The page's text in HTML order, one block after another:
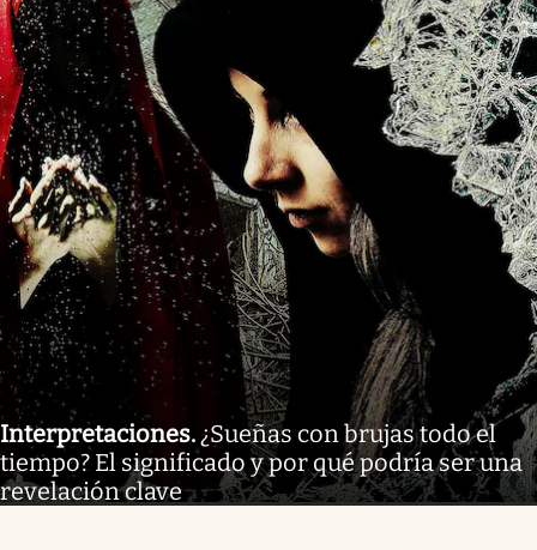
Interpretaciones. ¿Sueñas con brujas todo el
tiempo? El significado y por qué podría ser una
revelación clave